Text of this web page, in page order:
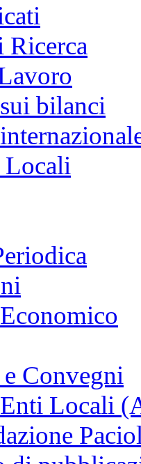
Ricerca
bilanci
Convegni
Locali